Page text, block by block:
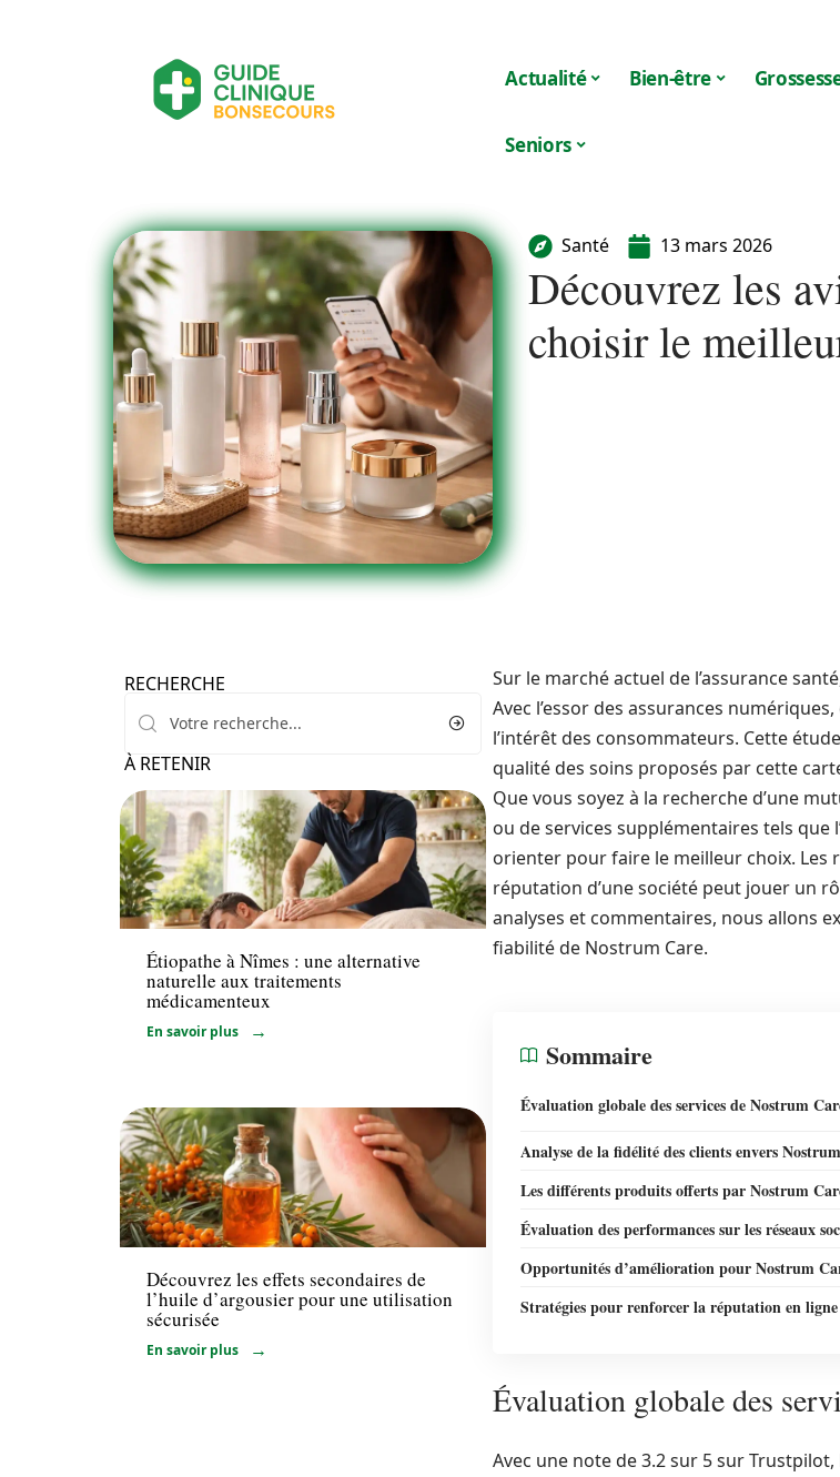
Actualité Bien-être
Seniors
Santé 13 mars 2026
Découvrez les
choisir le
RECHERCHE
À RETENIR
Bien-être
Étiopathe à Nîmes : une alternative
naturelle aux traitements
médicamenteux
En savoir plus
Santé
Découvrez les effets secondaires de
l’huile d’argousier pour une utilisation
sécurisée
En savoir plus
Sur le marché actuel de l’assurance
Avec l’essor des assurances
l’intérêt des consommateurs. Cette
qualité des soins proposés par cette
Que vous soyez à la recherche d’une
ou de services supplémentaires tels que
orienter pour faire le meilleur choix. Les
réputation d’une société peut jouer un
analyses et commentaires, nous allons
fiabilité de Nostrum Care.
Sommaire
Évaluation globale des services de Nostrum
Analyse de la fidélité des clients envers
Les différents produits offerts par Nostrum
Évaluation des performances sur les réseaux
Opportunités d’amélioration pour Nostrum
Stratégies pour renforcer la réputation en ligne
Évaluation globale des
Avec une note de 3.2 sur 5 sur Trustpilot,